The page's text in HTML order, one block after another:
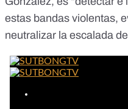
estas bandas violentas,
neutralizar la escalada